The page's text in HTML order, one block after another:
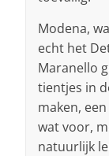
Modena,
echt het
Maranello
tientjes in
maken,
wat voor,
natuurlijk